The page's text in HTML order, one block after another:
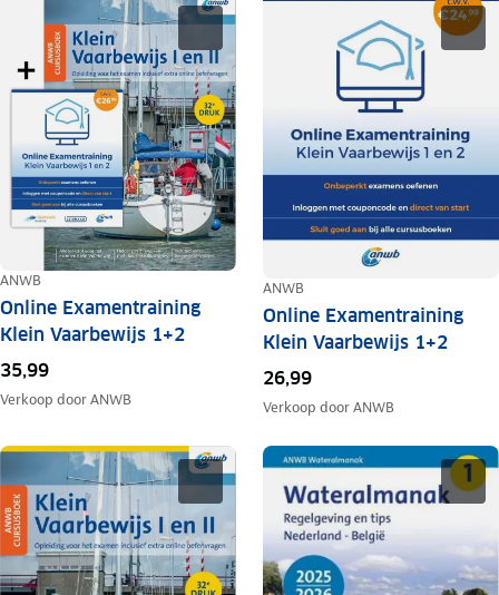
ANWB
Online Examentraining
Klein Vaarbewijs 1+2
35,99
Verkoop doorANWB
ANWB
Online Examentraining
Klein Vaarbewijs 1+2
26,99
Verkoop doorANWB